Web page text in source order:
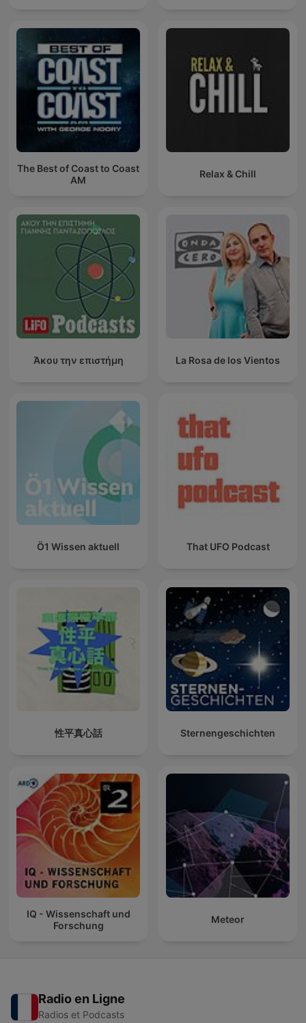
The Best of Coast to Coast
AM
Relax & Chill
Άκου την επιστήμη La Rosa de los Vientos
Ö1 Wissen aktuell That UFO Podcast
性平真心話 Sternengeschichten
IQ - Wissenschaft und
Forschung
Meteor
Radio en Ligne
Radios et Podcasts